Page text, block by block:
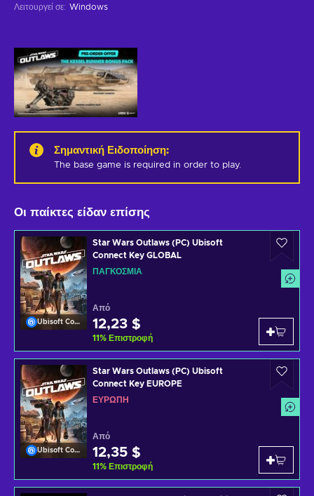
Λειτουργεί σε: Windows
Σημαντική Ειδοποίηση:
The base game is required in order to play.
Οι παίκτες είδαν επίσης
Ubisoft Connect
Star Wars Outlaws (PC) Ubisoft
Connect Key GLOBAL
ΠΑΓΚΌΣΜΙΑ
Από
12,23 $
11% Επιστροφή
Ubisoft Connect
Star Wars Outlaws (PC) Ubisoft
Connect Key EUROPE
ΕΥΡΏΠΗ
Από
12,35 $
11% Επιστροφή